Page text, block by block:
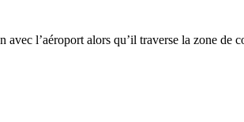
l’aéroport alors qu’il traverse la zone de